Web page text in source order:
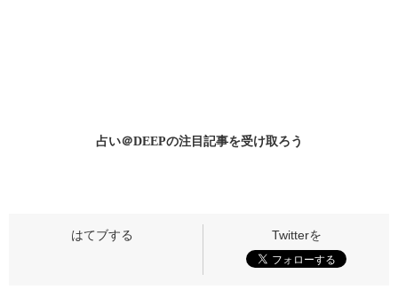
占い＠DEEPの注目記事を受け取ろう